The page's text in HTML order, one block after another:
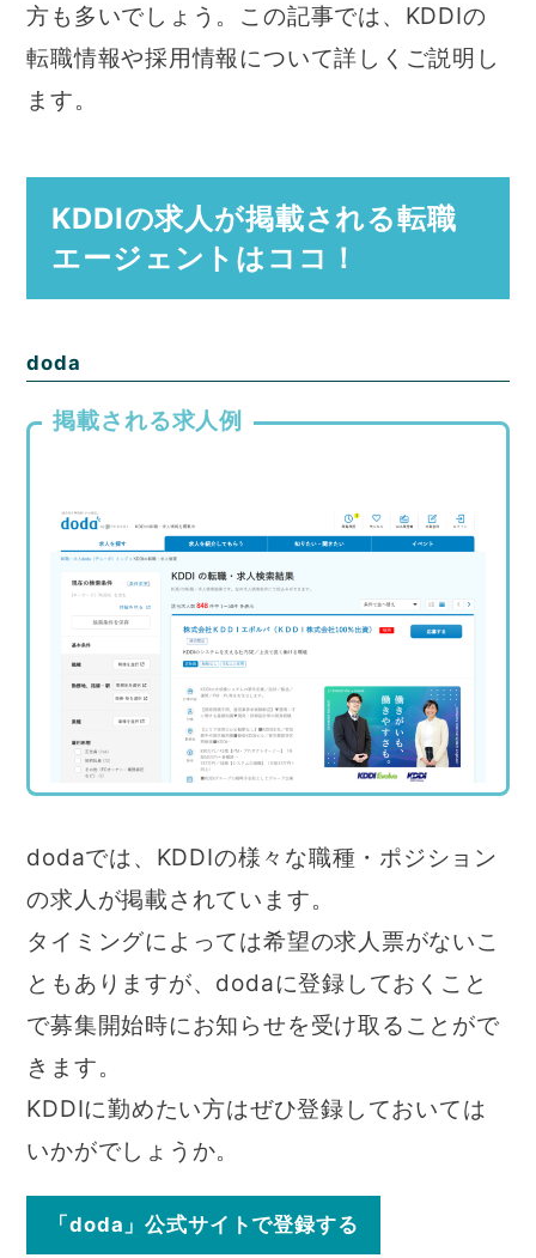
方も多いでしょう。この記事では、KDDIの
転職情報や採用情報について詳しくご説明し
ます。
KDDIの求人が掲載される転職
エージェントはココ！
doda
掲載される求人例
dodaでは、KDDIの様々な職種・ポジション
の求人が掲載されています。
タイミングによっては希望の求人票がないこ
ともありますが、dodaに登録しておくこと
で募集開始時にお知らせを受け取ることがで
きます。
KDDIに勤めたい方はぜひ登録しておいては
いかがでしょうか。
「doda」公式サイトで登録する